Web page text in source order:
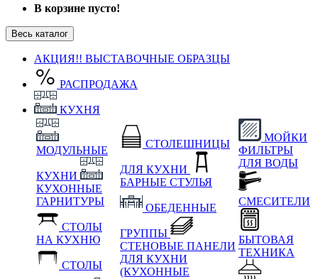
В корзине пусто!
Весь каталог
АКЦИЯ!! ВЫСТАВОЧНЫЕ ОБРАЗЦЫ
РАСПРОДАЖА
КУХНЯ
МОДУЛЬНЫЕ
КУХНИ
КУХОННЫЕ
ГАРНИТУРЫ
СТОЛЫ
НА КУХНЮ
СТОЛЫ
СТОЛЕШНИЦЫ
ДЛЯ КУХНИ
БАРНЫЕ СТУЛЬЯ
ОБЕДЕННЫЕ
ГРУППЫ
СТЕНОВЫЕ ПАНЕЛИ
ДЛЯ КУХНИ
(КУХОННЫЕ
МОЙКИ
ФИЛЬТРЫ
ДЛЯ ВОДЫ
СМЕСИТЕЛИ
БЫТОВАЯ
ТЕХНИКА